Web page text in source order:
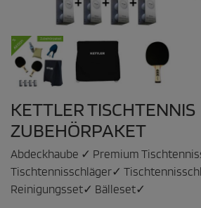
KETTLER TISCHTENNIS
ZUBEHÖRPAKET
Abdeckhaube ✓ Premium
Tischtennisschläger✓
Reinigungsset✓ Bälleset✓